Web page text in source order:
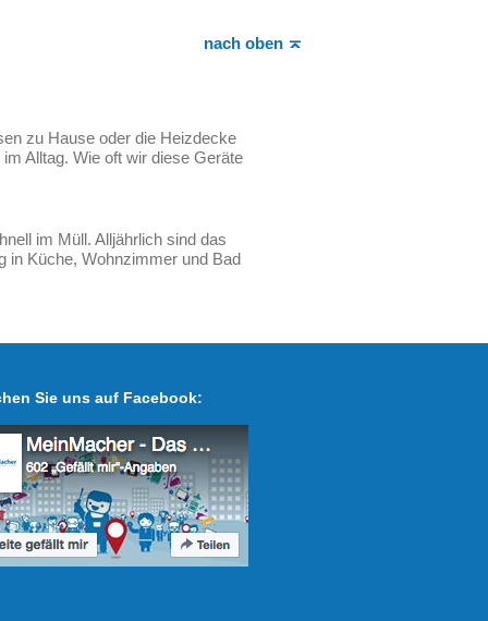
nach oben
zu Hause oder die Heizdecke
Alltag. Wie oft wir diese Geräte
im Müll. Alljährlich sind das
in Küche, Wohnzimmer und Bad
Sie uns auf Facebook: